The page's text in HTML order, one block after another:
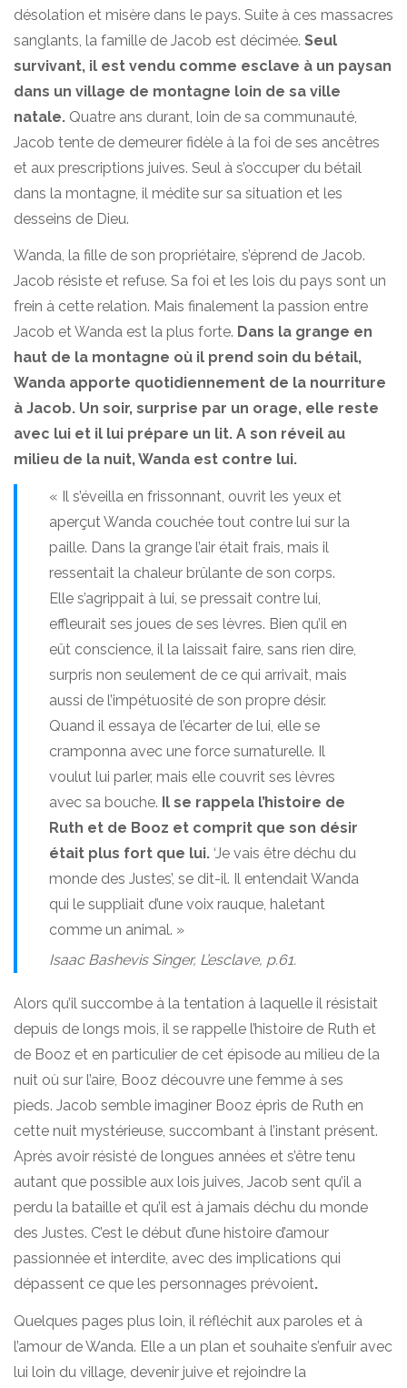
désolation et misère dans le pays. Suite à ces massacres
sanglants, la famille de Jacob est décimée. Seul
survivant, il est vendu comme esclave à un paysan
dans un village de montagne loin de sa ville
natale. Quatre ans durant, loin de sa communauté,
Jacob tente de demeurer fidèle à la foi de ses ancêtres
et aux prescriptions juives. Seul à s’occuper du bétail
dans la montagne, il médite sur sa situation et les
desseins de Dieu.
Wanda, la fille de son propriétaire, s’éprend de Jacob.
Jacob résiste et refuse. Sa foi et les lois du pays sont un
frein à cette relation. Mais finalement la passion entre
Jacob et Wanda est la plus forte. Dans la grange en
haut de la montagne où il prend soin du bétail,
Wanda apporte quotidiennement de la nourriture
à Jaco b. Un soir, surprise par un orage, elle reste
avec lui et il lui prépare un lit. A son réveil au
milieu de la nuit, Wanda est contre lui.
« Il s’éveilla en frissonnant, ouvrit les yeux et
aperçut Wanda couchée tout contre lui sur la
paille. Dans la grange l’air était frais, mais il
ressentait la chaleur brûlante de son corps.
Elle s’agrippait à lui, se pressait contre lui,
effleurait ses joues de ses lèvres. Bien qu’il en
eût conscience, il la laissait faire, sans rien dire,
surpris non seulement de ce qui arrivait, mais
aussi de l’impétuosité de son propre désir.
Quand il essaya de l’écarter de lui, elle se
cramponna avec une force surnaturelle. Il
voulut lui parler, mais elle couvrit ses lèvres
avec sa bouche. Il se rappela l’histoire de
Ruth et de Booz et comprit que son désir
était plus fort que lui. ‘Je vais être déchu du
monde des Justes’, se dit-il. Il entendait Wanda
qui le suppliait d’une voix rauque, haletant
comme un animal. »
Isaac Bashevis Singer, L’esclave, p.61.
Alors qu’il succombe à la tentation à laquelle il résistait
depuis de longs mois, il se rappelle l’histoire de Ruth et
de Booz et en particulier de cet épisode au milieu de la
nuit où sur l’aire, Booz découvre une femme à ses
pieds. Jacob semble imaginer Booz épris de Ruth en
cette nuit mystérieuse, succombant à l’instant présent.
Après avoir résisté de longues années et s’être tenu
autant que possible aux lois juives, Jacob sent qu’il a
perdu la bataille et qu’il est à jamais déchu du monde
des Justes. C’est le début d’une histoire d’amour
passionnée et interdite, avec des implications qui
dépassent ce que les personnages prévoient.
Quelques pages plus loin, il réfléchit aux paroles et à
l’amour de Wanda. Elle a un plan et souhaite s’enfuir avec
lui loin du village, devenir juive et rejoindre la